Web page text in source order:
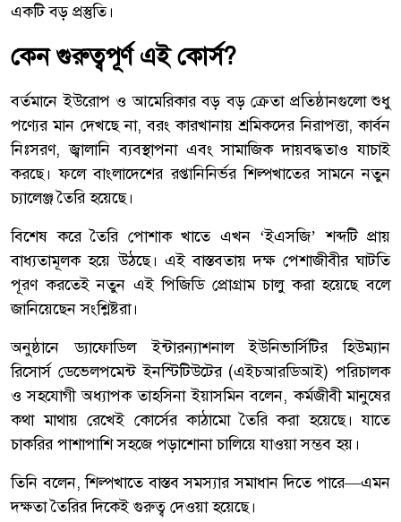
একটি বড় প্রস্তুতি।
কেন গুরুত্বপূর্ণ এই কোর্স?
বর্তমানে ইউরোপ ও আমেরিকার বড় বড় ক্রেতা প্রতিষ্ঠানগুলো শুধু
পণ্যের মান দেখছে না, বরং কারখানায় শ্রমিকদের নিরাপত্তা, কার্বন
নিঃসরণ, জ্বালানি ব্যবস্থাপনা এবং সামাজিক দায়বদ্ধতাও যাচাই
করছে। ফলে বাংলাদেশের রপ্তানিনির্ভর শিল্পখাতের সামনে নতুন
চ্যালেঞ্জ তৈরি হয়েছে।
বিশেষ করে তৈরি পোশাক খাতে এখন ‘ইএসজি’ শব্দটি প্রায়
বাধ্যতামূলক হয়ে উঠছে। এই বাস্তবতায় দক্ষ পেশাজীবীর ঘাটতি
পূরণ করতেই নতুন এই পিজিডি প্রোগ্রাম চালু করা হয়েছে বলে
জানিয়েছেন সংশ্লিষ্টরা।
অনুষ্ঠানে ড্যাফোডিল ইন্টারন্যাশনাল ইউনিভার্সিটির হিউম্যান
রিসোর্স ডেভেলপমেন্ট ইনস্টিটিউটের (এইচআরডিআই) পরিচালক
ও সহযোগী অধ্যাপক তাহসিনা ইয়াসমিন বলেন, কর্মজীবী মানুষের
কথা মাথায় রেখেই কোর্সের কাঠামো তৈরি করা হয়েছে। যাতে
চাকরির পাশাপাশি সহজে পড়াশোনা চালিয়ে যাওয়া সম্ভব হয়।
তিনি বলেন, শিল্পখাতে বাস্তব সমস্যার সমাধান দিতে পারে—এমন
দক্ষতা তৈরির দিকেই গুরুত্ব দেওয়া হয়েছে।